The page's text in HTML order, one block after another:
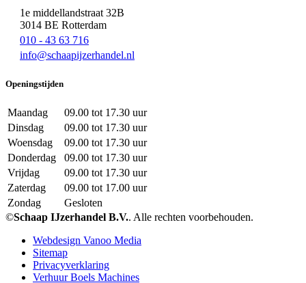
1e middellandstraat 32B
3014 BE Rotterdam
010 - 43 63 716
info@schaapijzerhandel.nl
Openingstijden
Maandag
09.00 tot 17.30 uur
Dinsdag
09.00 tot 17.30 uur
Woensdag
09.00 tot 17.30 uur
Donderdag
09.00 tot 17.30 uur
Vrijdag
09.00 tot 17.30 uur
Zaterdag
09.00 tot 17.00 uur
Zondag
Gesloten
©Schaap IJzerhandel B.V.. Alle rechten voorbehouden.
Webdesign Vanoo Media
Sitemap
Privacyverklaring
Verhuur Boels Machines